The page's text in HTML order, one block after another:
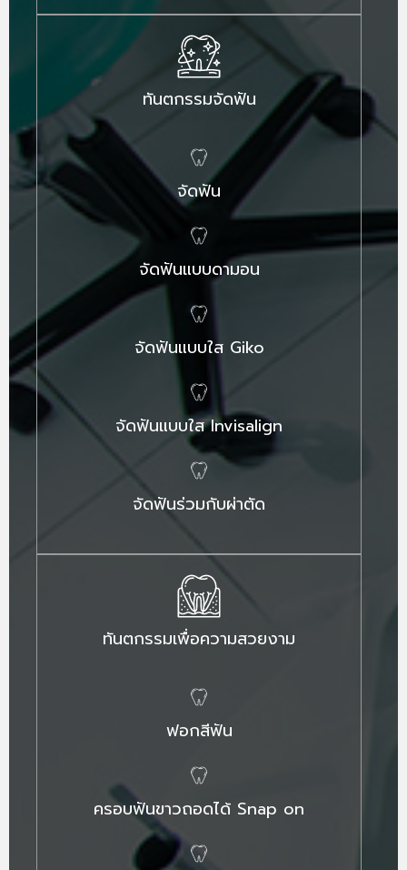
ทันตกรรมจัดฟัน
จัดฟัน
จัดฟันแบบดามอน
จัดฟันแบบใส Giko
จัดฟันแบบใส Invisalign
จัดฟันร่วมกับผ่าตัด
ทันตกรรมเพื่อความสวยงาม
ฟอกสีฟัน
ครอบฟันขาวถอดได้ Snap on